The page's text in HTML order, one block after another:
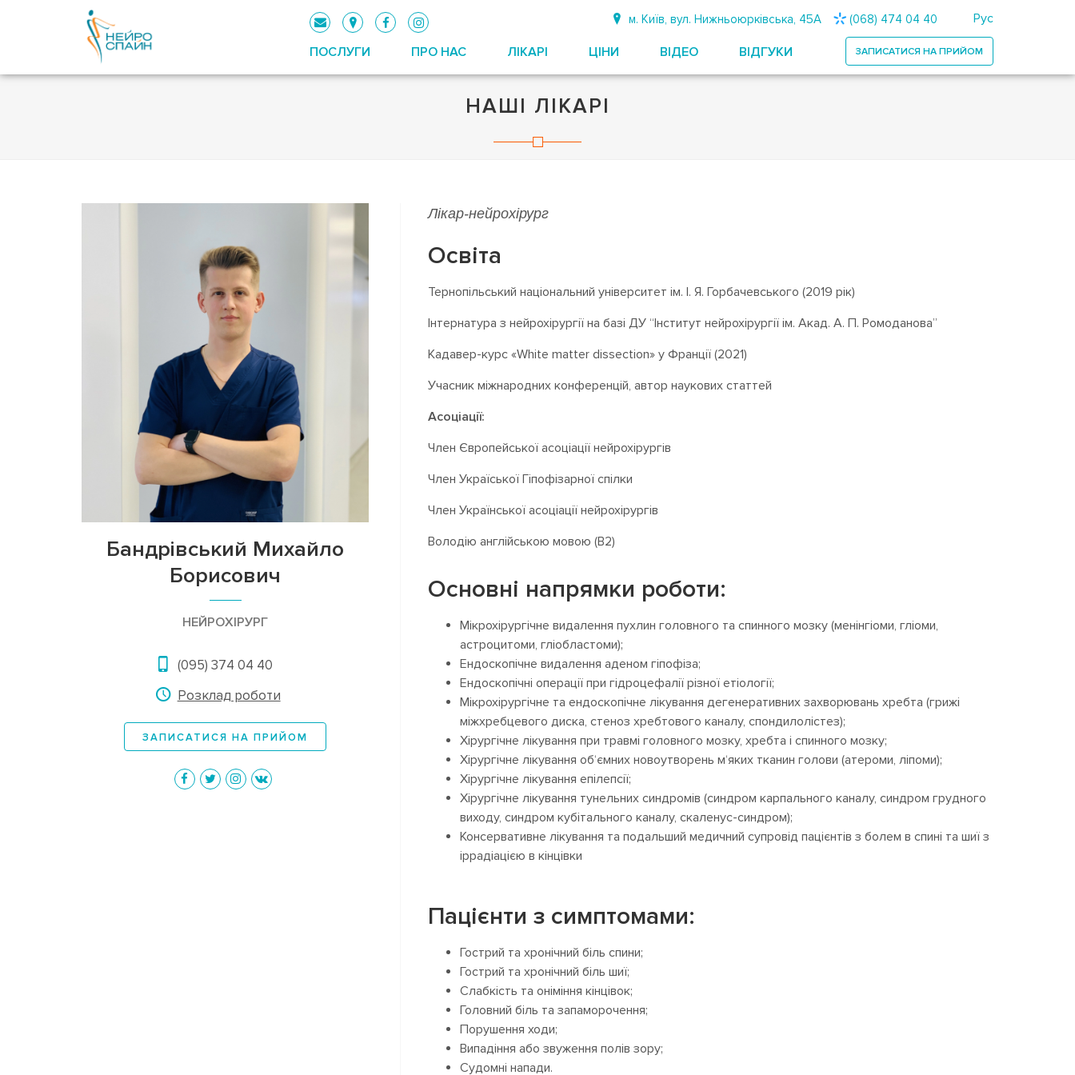
м. Київ, вул. Нижньоюрківська, 45А (068) 474 04 40 Рус
ПОСЛУГИ ПРО НАС ЛІКАРІ ЦIНИ ВІДЕО ВІДГУКИ ЗАПИСАТИСЯ НА ПРИЙОМ
НАШІ ЛІКАРІ
Бандрівський Михайло
Борисович
НЕЙРОХІРУРГ
(095) 374 04 40
Розклад роботи
ЗАПИСАТИСЯНА ПРИЙОМ
Лікар-нейрохірург
Освіта
Тернопільський національний університет ім. І. Я. Горбачевського (2019 рік)
Інтернатура з нейрохірургії на базі ДУ “Інститут нейрохірургії ім. Акад. А. П. Ромоданова”
Кадавер-курс «White matter dissection» у Франції (2021)
Учасник міжнародних конференцій, автор наукових статтей
Асоціації:
Член Європейської асоціації нейрохірургів
Член Україської Гіпофізарної спілки
Член Української асоціації нейрохірургів
Володію англійською мовою (B2)
Основні напрямки роботи:
Мікрохірургічне видалення пухлин головного та спинного мозку (менінгіоми, гліоми,
астроцитоми, гліобластоми);
Ендоскопічне видалення аденом гіпофіза;
Ендоскопічні операції при гідроцефалії різної етіології;
Мікрохірургічне та ендоскопічне лікування дегенеративних захворювань хребта (грижі
міжхребцевого диска, стеноз хребтового каналу, спондилолістез);
Хірургічне лікування при травмі головного мозку, хребта і спинного мозку;
Хірургічне лікування об‘ємних новоутворень м‘яких тканин голови (атероми, ліпоми);
Хірургічне лікування епілепсії;
Хірургічне лікування тунельних синдромів (синдром карпального каналу, синдром грудного
виходу, синдром кубітального каналу, скаленус-синдром);
Консервативне лікування та подальший медичний супровід пацієнтів з болем в спині та шиї з
іррадіацією в кінцівки
Пацієнти з симптомами:
Гострий та хронічний біль спини;
Гострий та хронічний біль шиї;
Слабкість та оніміння кінцівок;
Головний біль та запаморочення;
Порушення ходи;
Випадіння або звуження полів зору;
Судомні напади.